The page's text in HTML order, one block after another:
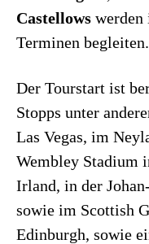
Castellows werden
Terminen begleiten.
Der Tourstart ist
Stopps unter
Las Vegas, im
Wembley Stadium
Irland, in der
sowie im Scottish
Edinburgh, sowie